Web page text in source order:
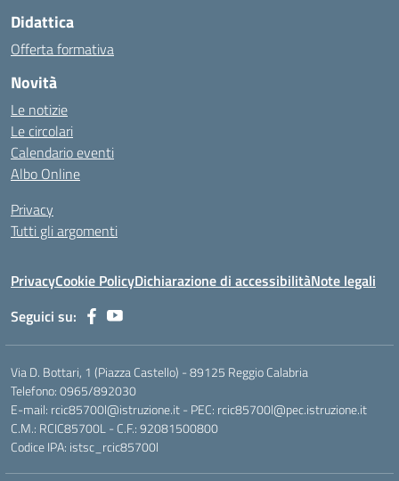
Didattica
Offerta formativa
Novità
Le notizie
Le circolari
Calendario eventi
Albo Online
Privacy
Tutti gli argomenti
PrivacyCookie PolicyDichiarazione di accessibilitàNote legali
Seguici su:
Via D. Bottari, 1 (Piazza Castello) - 89125 Reggio Calabria
Telefono: 0965/892030
E-mail: rcic85700l@istruzione.it - PEC: rcic85700l@pec.istruzione.it
C.M.: RCIC85700L - C.F.: 92081500800
Codice IPA: istsc_rcic85700l